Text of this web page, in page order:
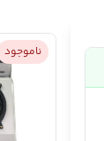
ناموجود